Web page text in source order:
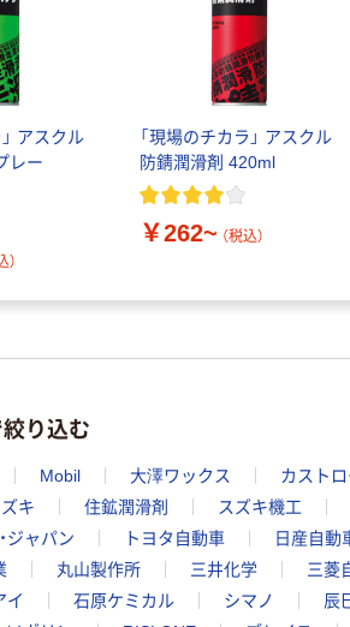
アスクル
レー
）
「現場のチカラ」 アスクル
防錆潤滑剤 420ml
￥262~ （税込）
り込む
Mobil 大澤ワックス カスト
キ 住鉱潤滑剤 スズキ機工
ジャパン トヨタ自動車 日産自動
丸山製作所 三井化学 三菱
イ 石原ケミカル シマノ 辰